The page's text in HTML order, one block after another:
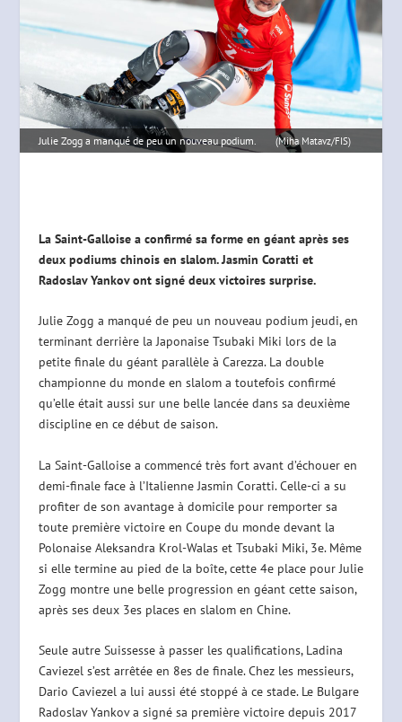
Julie Zogg a manqué de peu un nouveau podium. (Miha Matavz/FIS)
La Saint-Galloise a confirmé sa forme en géant après ses
deux podiums chinois en slalom. Jasmin Coratti et
Radoslav Yankov ont signé deux victoires surprise.
Julie Zogg a manqué de peu un nouveau podium jeudi, en
terminant derrière la Japonaise Tsubaki Miki lors de la
petite finale du géant parallèle à Carezza. La double
championne du monde en slalom a toutefois confirmé
qu’elle était aussi sur une belle lancée dans sa deuxième
discipline en ce début de saison.
La Saint-Galloise a commencé très fort avant d’échouer en
demi-finale face à l’Italienne Jasmin Coratti. Celle-ci a su
profiter de son avantage à domicile pour remporter sa
toute première victoire en Coupe du monde devant la
Polonaise Aleksandra Krol-Walas et Tsubaki Miki, 3e. Même
si elle termine au pied de la boîte, cette 4e place pour Julie
Zogg montre une belle progression en géant cette saison,
après ses deux 3es places en slalom en Chine.
Seule autre Suissesse à passer les qualifications, Ladina
Caviezel s’est arrêtée en 8es de finale. Chez les messieurs,
Dario Caviezel a lui aussi été stoppé à ce stade. Le Bulgare
Radoslav Yankov a signé sa première victoire depuis 2017